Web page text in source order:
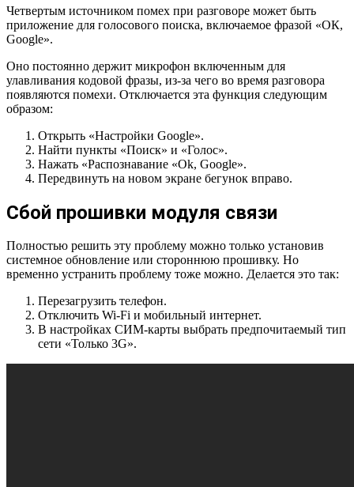
Четвертым источником помех при разговоре может быть
приложение для голосового поиска, включаемое фразой «ОК,
Google».
Оно постоянно держит микрофон включенным для
улавливания кодовой фразы, из-за чего во время разговора
появляются помехи. Отключается эта функция следующим
образом:
Открыть «Настройки Google».
Найти пункты «Поиск» и «Голос».
Нажать «Распознавание «Ok, Google».
Передвинуть на новом экране бегунок вправо.
Сбой прошивки модуля связи
Полностью решить эту проблему можно только установив
системное обновление или стороннюю прошивку. Но
временно устранить проблему тоже можно. Делается это так:
Перезагрузить телефон.
Отключить Wi-Fi и мобильный интернет.
В настройках СИМ-карты выбрать предпочитаемый тип
сети «Только 3G».